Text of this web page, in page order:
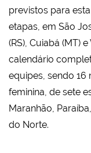
previstos para
etapas, em São
(RS), Cuiabá (MT)
calendário
equipes, sendo 16
feminina, de sete
Maranhão,
do Norte.